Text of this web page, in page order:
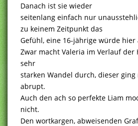
Danach ist sie wieder
seitenlang einfach nur
zu keinem Zeitpunkt das
Gefühl, eine 16-jährige würde hier
Zwar macht Valeria im Verlauf der
sehr
starken Wandel durch, dieser
abrupt.
Auch den ach so perfekte Liam
nicht.
Den wortkargen, abweisenden